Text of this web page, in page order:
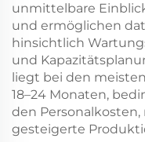
unmittelbare
und ermöglichen
hinsichtlich
und
liegt bei den
18–24 Monaten,
den
gesteigerte